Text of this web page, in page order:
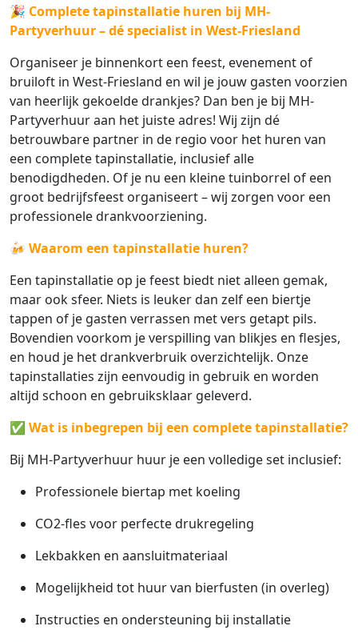
🎉 Complete tapinstallatie huren bij MH-
Partyverhuur – dé specialist in West-Friesland
Organiseer je binnenkort een feest, evenement of
bruiloft in West-Friesland en wil je jouw gasten voorzien
van heerlijk gekoelde drankjes? Dan ben je bij MH-
Partyverhuur aan het juiste adres! Wij zijn dé
betrouwbare partner in de regio voor het huren van
een complete tapinstallatie, inclusief alle
benodigdheden. Of je nu een kleine tuinborrel of een
groot bedrijfsfeest organiseert – wij zorgen voor een
professionele drankvoorziening.
🍻 Waarom een tapinstallatie huren?
Een tapinstallatie op je feest biedt niet alleen gemak,
maar ook sfeer. Niets is leuker dan zelf een biertje
tappen of je gasten verrassen met vers getapt pils.
Bovendien voorkom je verspilling van blikjes en flesjes,
en houd je het drankverbruik overzichtelijk. Onze
tapinstallaties zijn eenvoudig in gebruik en worden
altijd schoon en gebruiksklaar geleverd.
✅ Wat is inbegrepen bij een complete tapinstallatie?
Bij MH-Partyverhuur huur je een volledige set inclusief:
Professionele biertap met koeling
CO2-fles voor perfecte drukregeling
Lekbakken en aansluitmateriaal
Mogelijkheid tot huur van bierfusten (in overleg)
Instructies en ondersteuning bij installatie